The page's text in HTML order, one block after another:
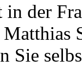
der
Sie